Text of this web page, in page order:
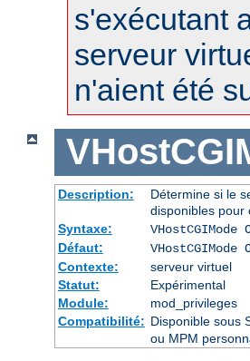
s'exécutant
serveur
n'aient été
Description:
Détermine si le
disponibles pour
Syntaxe:
Défaut:
VHostCGIMode
Contexte:
serveur virtuel
Statut:
Expérimental
Module:
mod_privileges
Compatibilité: Disponible sous
ou MPM